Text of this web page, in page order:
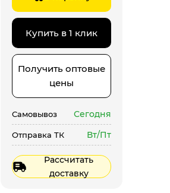
Купить в 1 клик
Получить оптовые
цены
Самовывоз Сегодня
Отправка ТК Вт/Пт
Рассчитать
доставку